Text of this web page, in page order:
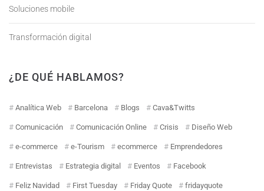
Soluciones mobile
Transformación digital
¿DE QUÉ HABLAMOS?
Analítica Web Barcelona Blogs Cava&Twitts
Comunicación Comunicación Online Crisis Diseño Web
e-commerce e-Tourism ecommerce Emprendedores
Entrevistas Estrategia digital Eventos Facebook
Feliz Navidad First Tuesday Friday Quote fridayquote